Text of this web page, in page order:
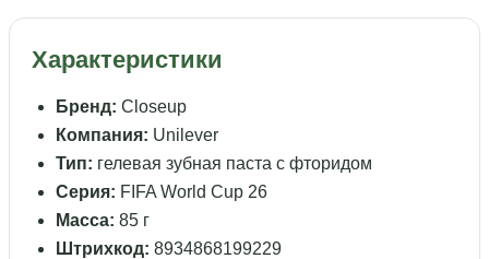
Характеристики
Бренд: Closeup
Компания: Unilever
Тип: гелевая зубная паста с фторидом
Серия: FIFA World Cup 26
Масса: 85 г
Штрихкод: 8934868199229